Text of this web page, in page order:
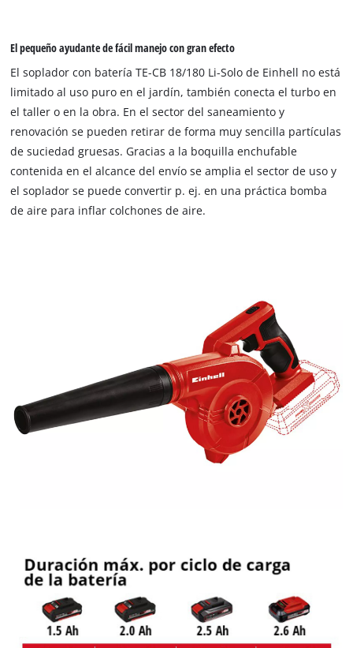
¡Necesitamos su consentimiento para
cargar el servicio Google Maps!
This content is not permitted to load due
to trackers that are not disclosed to the
visitor. The website owner needs to setup
the site with their CMP to add this content
to the list of technologies used.
El pequeño ayudante de fácil manejo con gran efecto
El soplador con batería TE-CB 18/180 Li-Solo de Einhell no está
limitado al uso puro en el jardín, también conecta el turbo en
el taller o en la obra. En el sector del saneamiento y
renovación se pueden retirar de forma muy sencilla partículas
de suciedad gruesas. Gracias a la boquilla enchufable
contenida en el alcance del envío se amplia el sector de uso y
el soplador se puede convertir p. ej. en una práctica bomba
de aire para inflar colchones de aire.